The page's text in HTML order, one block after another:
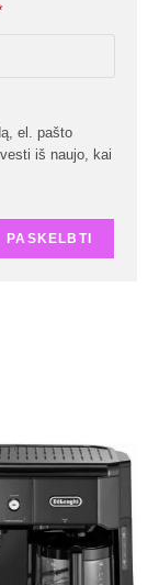
el. pašto
iš naujo, kai